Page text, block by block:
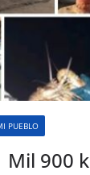
PUEBLO
Mil 900